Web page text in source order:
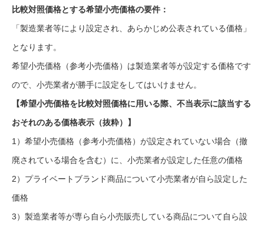
比較対照価格とする希望小売価格の要件：
「製造業者等により設定され、あらかじめ公表されている価格」
となります。
希望小売価格（参考小売価格）は製造業者等が設定する価格です
ので、小売業者が勝手に設定をしてはいけません。
【希望小売価格を比較対照価格に用いる際、不当表示に該当する
おそれのある価格表示（抜粋）】
1）希望小売価格（参考小売価格）が設定されていない場合（撤
廃されている場合を含む）に、小売業者が設定した任意の価格
2）プライベートブランド商品について小売業者が自ら設定した
価格
3）製造業者等が専ら自ら小売販売している商品について自ら設